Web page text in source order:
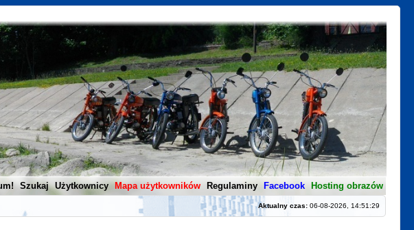
Szukaj Użytkownicy Mapa użytkowników Regulaminy Facebook Hosting obrazów
Aktualny czas:06-08-2026, 14:51:29